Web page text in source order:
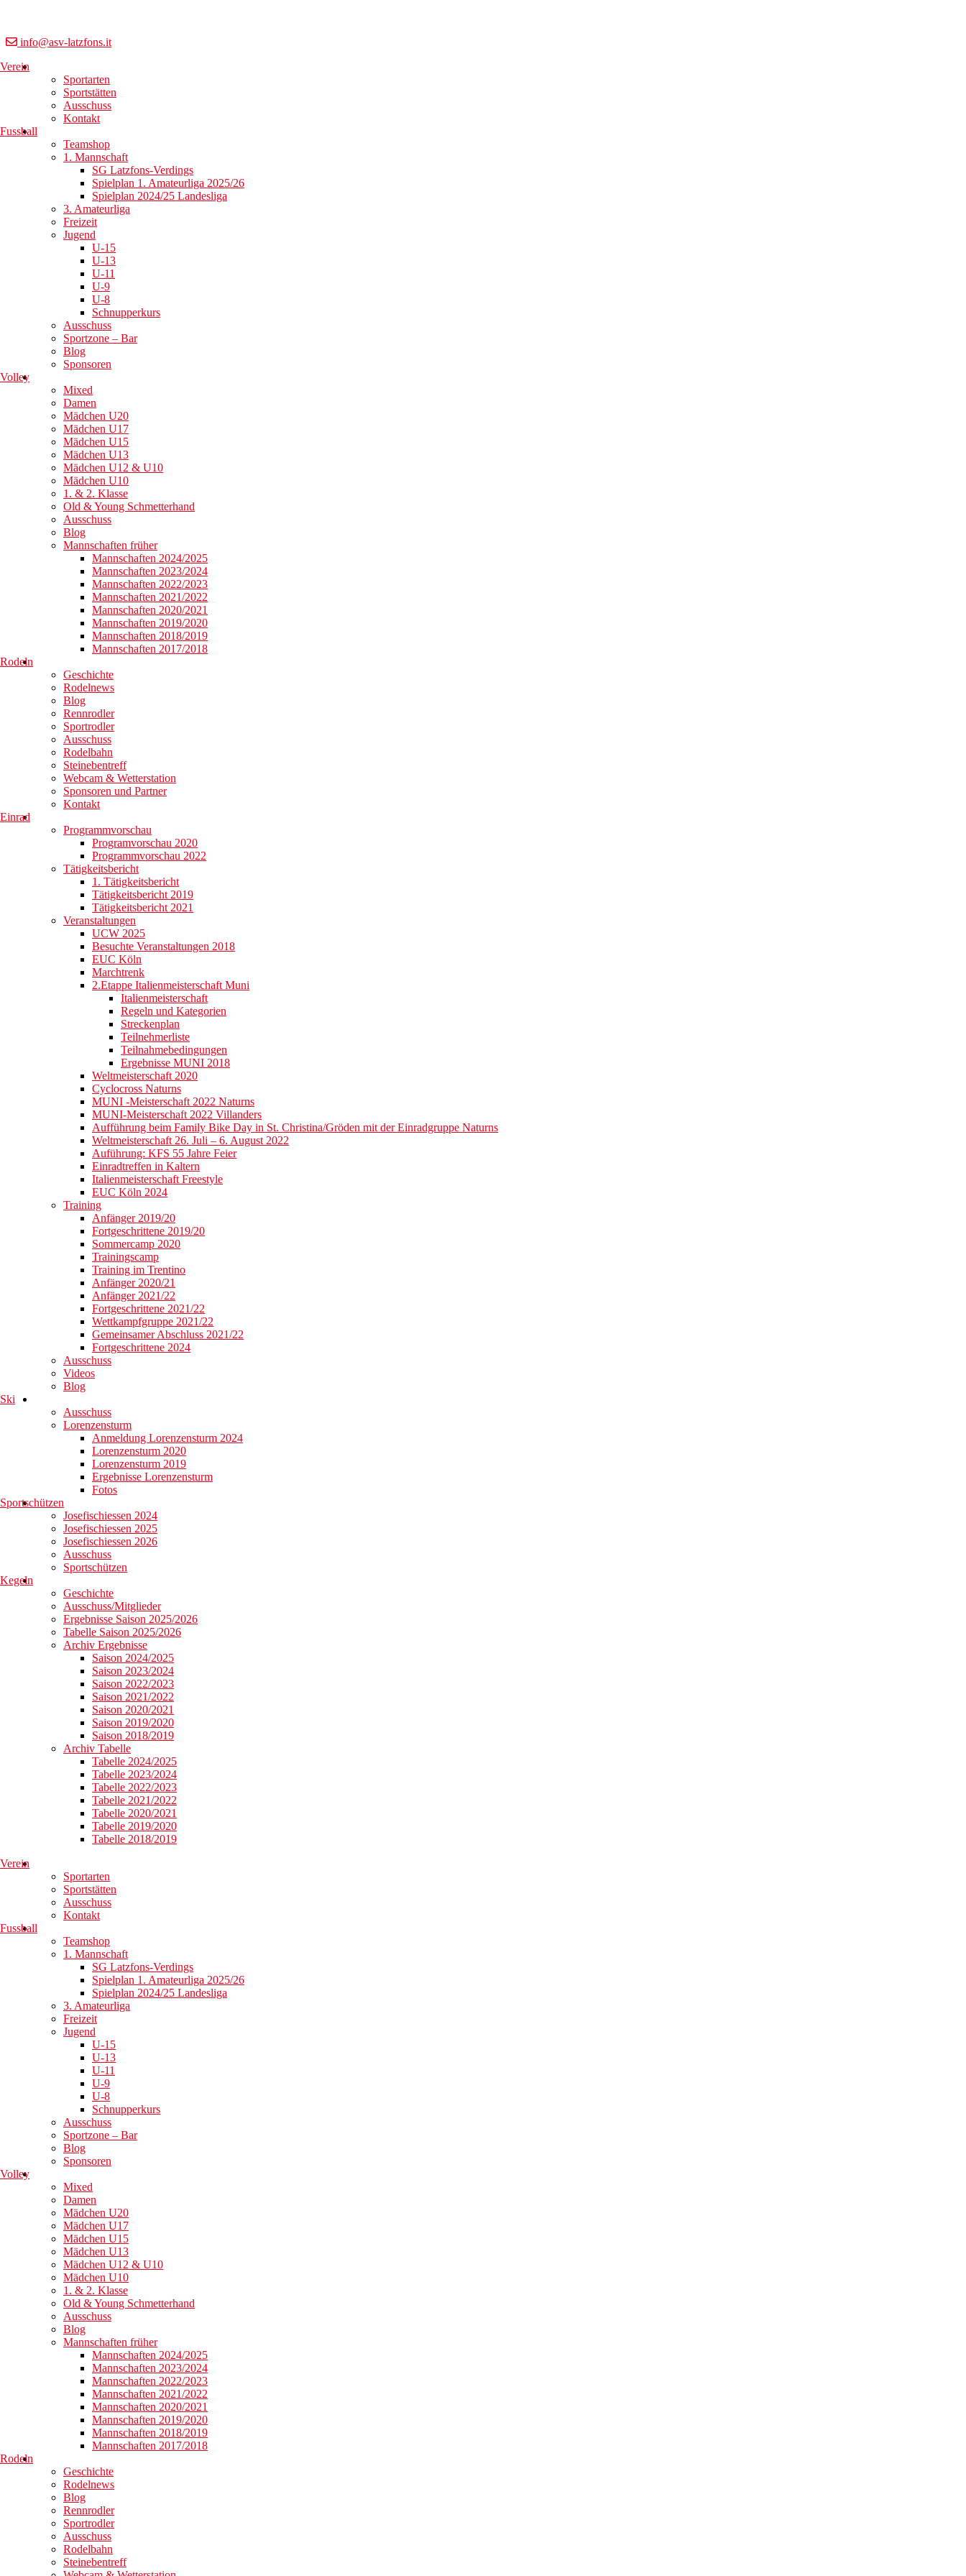
info@asv-latzfons.it
Verein
Sportarten
Sportstätten
Ausschuss
Kontakt
Fussball
Teamshop
1. Mannschaft
SG Latzfons-Verdings
Spielplan 1. Amateurliga 2025/26
Spielplan 2024/25 Landesliga
3. Amateurliga
Freizeit
Jugend
U-15
U-13
U-11
U-9
U-8
Schnupperkurs
Ausschuss
Sportzone – Bar
Blog
Sponsoren
Volley
Mixed
Damen
Mädchen U20
Mädchen U17
Mädchen U15
Mädchen U13
Mädchen U12 & U10
Mädchen U10
1. & 2. Klasse
Old & Young Schmetterhand
Ausschuss
Blog
Mannschaften früher
Mannschaften 2024/2025
Mannschaften 2023/2024
Mannschaften 2022/2023
Mannschaften 2021/2022
Mannschaften 2020/2021
Mannschaften 2019/2020
Mannschaften 2018/2019
Mannschaften 2017/2018
Rodeln
Geschichte
Rodelnews
Blog
Rennrodler
Sportrodler
Ausschuss
Rodelbahn
Steinebentreff
Webcam & Wetterstation
Sponsoren und Partner
Kontakt
Einrad
Programmvorschau
Programvorschau 2020
Programmvorschau 2022
Tätigkeitsbericht
1. Tätigkeitsbericht
Tätigkeitsbericht 2019
Tätigkeitsbericht 2021
Veranstaltungen
UCW 2025
Besuchte Veranstaltungen 2018
EUC Köln
Marchtrenk
2.Etappe Italienmeisterschaft Muni
Italienmeisterschaft
Regeln und Kategorien
Streckenplan
Teilnehmerliste
Teilnahmebedingungen
Ergebnisse MUNI 2018
Weltmeisterschaft 2020
Cyclocross Naturns
MUNI -Meisterschaft 2022 Naturns
MUNI-Meisterschaft 2022 Villanders
Aufführung beim Family Bike Day in St. Christina/Gröden mit der Einradgruppe Naturns
Weltmeisterschaft 26. Juli – 6. August 2022
Auführung: KFS 55 Jahre Feier
Einradtreffen in Kaltern
Italienmeisterschaft Freestyle
EUC Köln 2024
Training
Anfänger 2019/20
Fortgeschrittene 2019/20
Sommercamp 2020
Trainingscamp
Training im Trentino
Anfänger 2020/21
Anfänger 2021/22
Fortgeschrittene 2021/22
Wettkampfgruppe 2021/22
Gemeinsamer Abschluss 2021/22
Fortgeschrittene 2024
Ausschuss
Videos
Blog
Ski
Ausschuss
Lorenzensturm
Anmeldung Lorenzensturm 2024
Lorenzensturm 2020
Lorenzensturm 2019
Ergebnisse Lorenzensturm
Fotos
Sportschützen
Josefischiessen 2024
Josefischiessen 2025
Josefischiessen 2026
Ausschuss
Sportschützen
Kegeln
Geschichte
Ausschuss/Mitglieder
Ergebnisse Saison 2025/2026
Tabelle Saison 2025/2026
Archiv Ergebnisse
Saison 2024/2025
Saison 2023/2024
Saison 2022/2023
Saison 2021/2022
Saison 2020/2021
Saison 2019/2020
Saison 2018/2019
Archiv Tabelle
Tabelle 2024/2025
Tabelle 2023/2024
Tabelle 2022/2023
Tabelle 2021/2022
Tabelle 2020/2021
Tabelle 2019/2020
Tabelle 2018/2019
Verein
Sportarten
Sportstätten
Ausschuss
Kontakt
Fussball
Teamshop
1. Mannschaft
SG Latzfons-Verdings
Spielplan 1. Amateurliga 2025/26
Spielplan 2024/25 Landesliga
3. Amateurliga
Freizeit
Jugend
U-15
U-13
U-11
U-9
U-8
Schnupperkurs
Ausschuss
Sportzone – Bar
Blog
Sponsoren
Volley
Mixed
Damen
Mädchen U20
Mädchen U17
Mädchen U15
Mädchen U13
Mädchen U12 & U10
Mädchen U10
1. & 2. Klasse
Old & Young Schmetterhand
Ausschuss
Blog
Mannschaften früher
Mannschaften 2024/2025
Mannschaften 2023/2024
Mannschaften 2022/2023
Mannschaften 2021/2022
Mannschaften 2020/2021
Mannschaften 2019/2020
Mannschaften 2018/2019
Mannschaften 2017/2018
Rodeln
Geschichte
Rodelnews
Blog
Rennrodler
Sportrodler
Ausschuss
Rodelbahn
Steinebentreff